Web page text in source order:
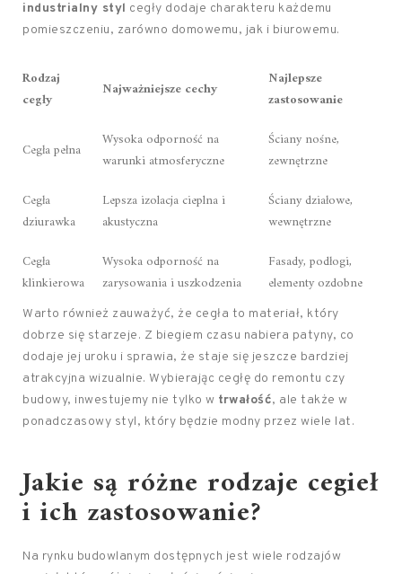
industrialny styl cegły dodaje charakteru każdemu
pomieszczeniu, zarówno domowemu, jak i biurowemu.
Rodzaj
cegły
Najważniejsze cechy
Najlepsze
zastosowanie
Cegła pełna
Wysoka odporność na
warunki atmosferyczne
Ściany nośne,
zewnętrzne
Cegła
dziurawka
Lepsza izolacja cieplna i
akustyczna
Ściany działowe,
wewnętrzne
Cegła
klinkierowa
Wysoka odporność na
zarysowania i uszkodzenia
Fasady, podłogi,
elementy ozdobne
Warto również zauważyć, że cegła to materiał, który
dobrze się starzeje. Z biegiem czasu nabiera patyny, co
dodaje jej uroku i sprawia, że staje się jeszcze bardziej
atrakcyjna wizualnie. Wybierając cegłę do remontu czy
budowy, inwestujemy nie tylko w trwałość, ale także w
ponadczasowy styl, który będzie modny przez wiele lat.
Jakie są różne rodzaje cegieł
i ich zastosowanie?
Na rynku budowlanym dostępnych jest wiele rodzajów